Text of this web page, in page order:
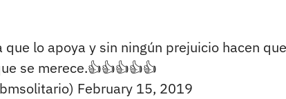
lo apoya y sin ningún prejuicio hacen
se merece.👍👍👍👍👍
February 15, 2019